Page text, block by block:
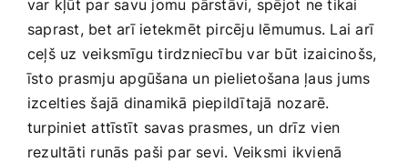
var kļūt par savu‌ jomu pārstāvi, spējot ne tikai
saprast, bet arī ietekmēt pircēju lēmumus. Lai arī
ceļš uz veiksmīgu tirdzniecību var būt ⁤izaicinošs,
īsto prasmju apgūšana un pielietošana ļaus‌ jums
izcelties šajā dinamikā piepildītajā nozarē.
turpiniet attīstīt savas prasmes, un drīz vien
rezultāti runās ⁣paši par ​sevi. Veiksmi ikvienā